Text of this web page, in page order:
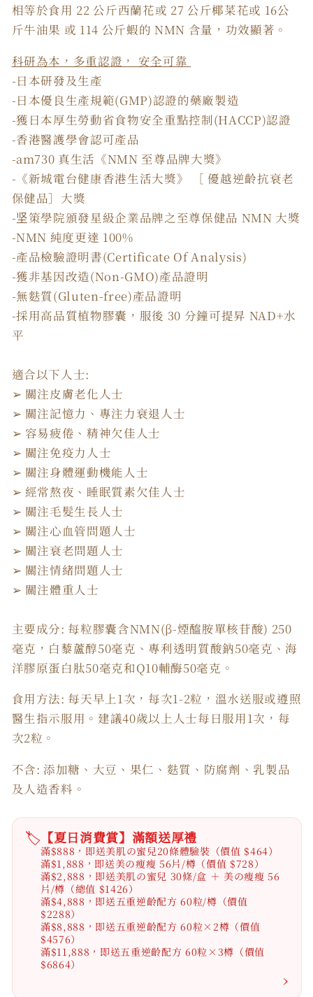
相等於食用 22 公斤西蘭花或 27 公斤椰菜花或 16公
斤牛油果 或 114 公斤蝦的 NMN 含量，功效顯著。
科研為本，多重認證， 安全可靠
-日本研發及生產
-日本優良生產規範(GMP)認證的藥廠製造
-獲日本厚生勞動省食物安全重點控制(HACCP)認證
-香港醫護學會認可產品
-am730 真生活《NMN 至尊品牌大獎》
-《新城電台健康香港生活大獎》 ［ 優越逆齡抗衰老
保健品］大獎
-坚策學院頒發星級企業品牌之至尊保健品 NMN 大獎
-NMN 純度更達 100%
-產品檢驗證明書(Certificate Of Analysis)
-獲非基因改造(Non-GMO)產品證明
-無麩質(Gluten-free)產品證明
-採用高品質植物膠囊，服後 30 分鐘可提昇 NAD+水
平
適合以下人士:
➢ 關注皮膚老化人士
➢ 關注記憶力、專注力衰退人士
➢ 容易疲倦、精神欠佳人士
➢ 關注免疫力人士
➢ 關注身體運動機能人士
➢ 經常熬夜、睡眠質素欠佳人士
➢ 關注毛髮生長人士
➢ 關注心血管問題人士
➢ 關注衰老問題人士
➢ 關注情緒問題人士
➢ 關注體重人士
主要成分: 每粒膠囊含NMN(β-煙醯胺單核苷酸) 250
毫克，白藜蘆醇50毫克、專利透明質酸鈉50毫克、海
洋膠原蛋白肽50毫克和Q10輔酶50毫克。
食用方法: 每天早上1次，每次1-2粒，溫水送服或遵照
醫生指示服用。建議40歲以上人士每日服用1次，每
次2粒。
不含: 添加糖、大豆、果仁、麩質、防腐劑、乳製品
及人造香料。
🏷️ 【夏日消費賞】滿額送厚禮
滿$888，即送美肌の蜜兒20條體驗裝（價值 $464）
滿$1,888，即送美の瘦瘦 56片/樽（價值 $728）
滿$2,888，即送美肌の蜜兒 30條/盒 ＋ 美の瘦瘦 56
片/樽（總值 $1426）
滿$4,888，即送五重逆齡配方 60粒/樽（價值
$2288）
滿$8,888，即送五重逆齡配方 60粒×2樽（價值
$4576）
滿$11,888，即送五重逆齡配方 60粒×3樽（價值
$6864）
›